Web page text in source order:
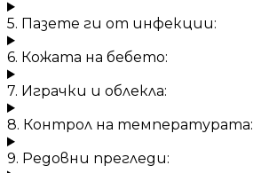
5. Пазете ги от инфекции:
6. Кожата на бебето:
7. Играчки и облекла:
8. Контрол на температурата:
9. Редовни прегледи: